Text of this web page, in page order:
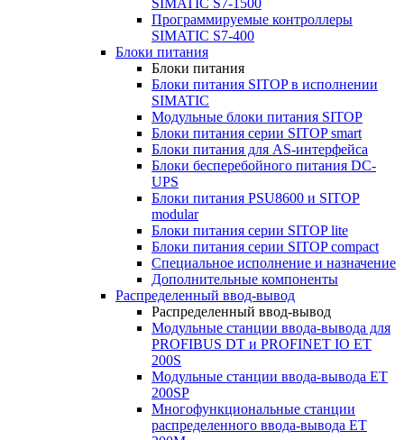
SIMATIC S7-1500
Программируемые контроллеры
SIMATIC S7-400
Блоки питания
Блоки питания
Блоки питания SITOP в исполнении
SIMATIC
Модульные блоки питания SITOP
Блоки питания серии SITOP smart
Блоки питания для AS-интерфейса
Блоки бесперебойного питания DC-
UPS
Блоки питания PSU8600 и SITOP
modular
Блоки питания серии SITOP lite
Блоки питания серии SITOP compact
Специальное исполнение и назначение
Дополнительные компоненты
Распределенный ввод-вывод
Распределенный ввод-вывод
Модульные станции ввода-вывода для
PROFIBUS DT и PROFINET IO ET
200S
Модульные станции ввода-вывода ET
200SP
Многофункциональные станции
распределенного ввода-вывода ET